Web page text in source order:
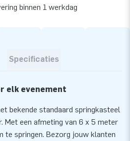
binnen 1 werkdag
Specificaties
elk evenement
bekende standaard springkasteel
Met een afmeting van 6 x 5 meter
te springen. Bezorg jouw klanten